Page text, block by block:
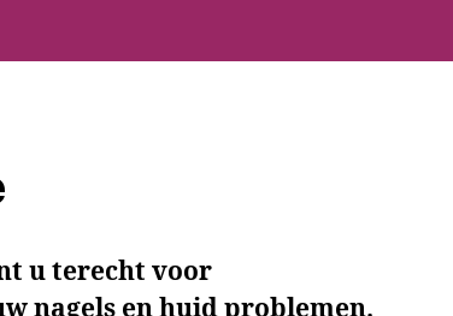
u terecht voor
nagels en huid problemen.